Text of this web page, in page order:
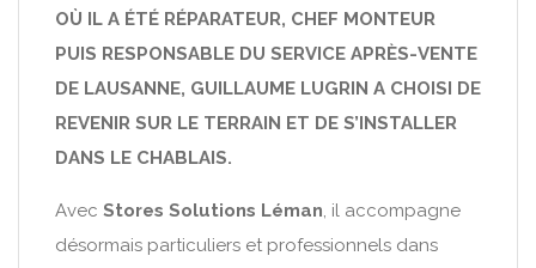
OÙ IL A ÉTÉ RÉPARATEUR, CHEF MONTEUR
PUIS RESPONSABLE DU SERVICE APRÈS-VENTE
DE LAUSANNE, GUILLAUME LUGRIN A CHOISI DE
REVENIR SUR LE TERRAIN ET DE S’INSTALLER
DANS LE CHABLAIS.
Avec Stores Solutions Léman, il accompagne
désormais particuliers et professionnels dans